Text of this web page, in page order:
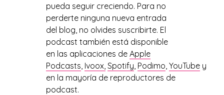
pueda seguir creciendo. Para no
perderte ninguna nueva entrada
del blog, no olvides suscribirte. El
podcast también está disponible
en las aplicaciones de Apple
Podcasts Ivoox, Spotify Podimo YouTubey
en la mayoría de reproductores de
podcast.